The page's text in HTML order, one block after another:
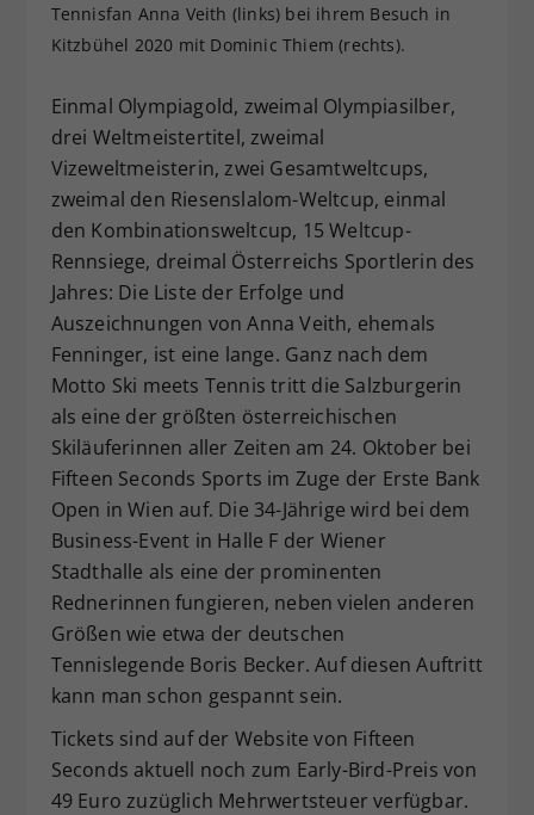
Tennisfan Anna Veith (links) bei ihrem Besuch in
Kitzbühel 2020 mit Dominic Thiem (rechts).
Einmal Olympiagold, zweimal Olympiasilber,
drei Weltmeistertitel, zweimal
Vizeweltmeisterin, zwei Gesamtweltcups,
zweimal den Riesenslalom-Weltcup, einmal
den Kombinationsweltcup, 15 Weltcup-
Rennsiege, dreimal Österreichs Sportlerin des
Jahres: Die Liste der Erfolge und
Auszeichnungen von Anna Veith, ehemals
Fenninger, ist eine lange. Ganz nach dem
Motto Ski meets Tennis tritt die Salzburgerin
als eine der größten österreichischen
Skiläuferinnen aller Zeiten am 24. Oktober bei
Fifteen Seconds Sports im Zuge der Erste Bank
Open in Wien auf. Die 34-Jährige wird bei dem
Business-Event in Halle F der Wiener
Stadthalle als eine der prominenten
Rednerinnen fungieren, neben vielen anderen
Größen wie etwa der deutschen
Tennislegende Boris Becker. Auf diesen Auftritt
kann man schon gespannt sein.
Tickets sind auf der Website von Fifteen
Seconds aktuell noch zum Early-Bird-Preis von
49 Euro zuzüglich Mehrwertsteuer verfügbar.
Zweck
Dieser Wert speichert Ihre Consent-
Einstellungen. Unter anderem eine
historische Speicherung Ihrer
vorgenommen Einstellungen, falls der
Webseiten-Betreiber dies eingestellt
hat.